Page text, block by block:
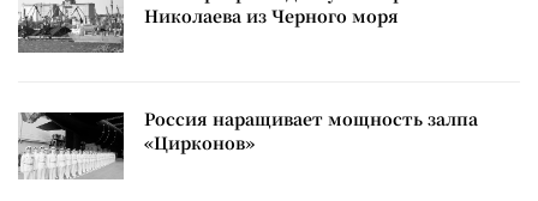
Николаева из Черного моря
Россия наращивает мощность залпа
«Цирконов»